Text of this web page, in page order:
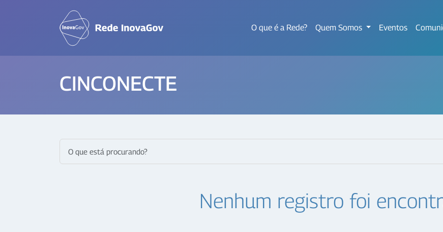
O que é a Rede? Quem Somos Eventos
CINCONECTE
Nenhum registro foi